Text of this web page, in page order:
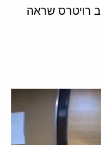
רויטרס שראה